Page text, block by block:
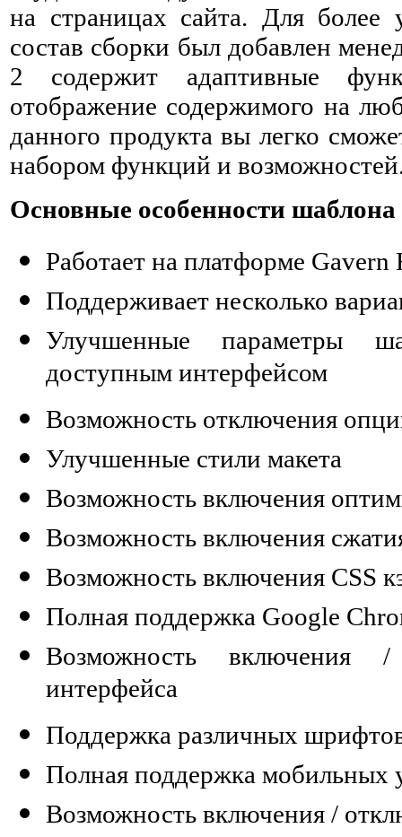
на страницах сайта. Для более
состав сборки был добавлен
2 содержит адаптивные
отображение содержимого на
данного продукта вы легко
набором функций и
Основные особенности
Работает на платформе Gavern
Поддерживает несколько
Улучшенные параметры
доступным интерфейсом
Возможность отключения
Улучшенные стили макета
Возможность включения
Возможность включения
Возможность включения CSS
Полная поддержка Google
Возможность включения /
интерфейса
Поддержка различных
Полная поддержка мобильных
Возможность включения /